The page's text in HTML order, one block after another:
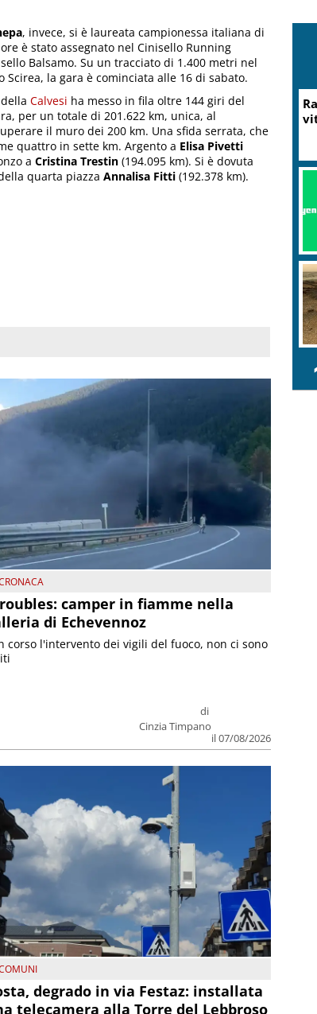
, invece, si è laureata campionessa italiana di
è stato assegnato nel Cinisello Running
Balsamo. Su un tracciato di 1.400 metri nel
Scirea, la gara è cominciata alle 16 di sabato.
Calvesi ha messo in fila oltre 144 giri del
per un totale di 201.622 km, unica, al
il muro dei 200 km. Una sfida serrata, che
quattro in sette km. Argento a Elisa Pivetti
a Cristina Trestin (194.095 km). Si è dovuta
quarta piazza Annalisa Fitti (192.378 km).
camper in fiamme nella
di Echevennoz
di
Cinzia Timpano
il 07/08/2026
corso l'intervento dei vigili del fuoco, non ci sono
degrado in via Festaz: installata
telecamera alla Torre del Lebbroso